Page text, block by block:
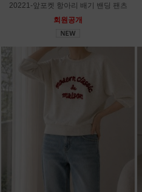
20221-앞포켓 항아리 배기 밴딩 팬츠
회원공개